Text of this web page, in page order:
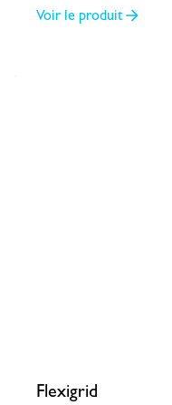
Voir le produit
Flexigrid